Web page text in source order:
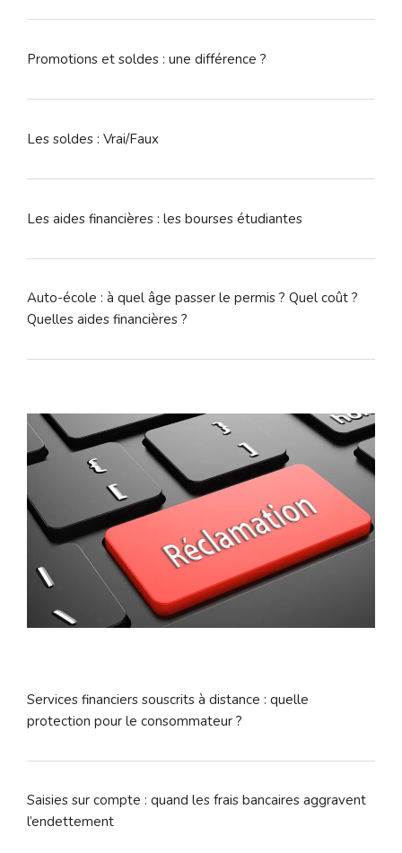
Promotions et soldes : une différence ?
Les soldes : Vrai/Faux
Les aides financières : les bourses étudiantes
Auto-école : à quel âge passer le permis ? Quel coût ?
Quelles aides financières ?
Services financiers souscrits à distance : quelle
protection pour le consommateur ?
Saisies sur compte : quand les frais bancaires aggravent
l’endettement